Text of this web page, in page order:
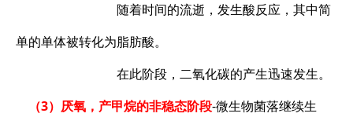
随着时间的流逝，发生酸反应，其中简
单的单体被转化为脂肪酸。
在此阶段，二氧化碳的产生迅速发生。
（3）厌氧，产甲烷的非稳态阶段-微生物菌落继续生